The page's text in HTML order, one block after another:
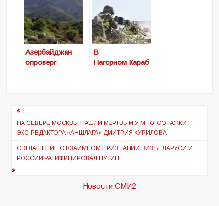
осудило
Посольство
России
для охраны
посольства
Азербайджан
опроверг
В
Нагорном Караб
Навигация
по
записям
НА СЕВЕРЕ МОСКВЫ НАШЛИ МЕРТВЫМ У МНОГОЭТАЖКИ
ЭКС-РЕДАКТОРА «АНШЛАГА» ДМИТРИЯ КУРИЛОВА
СОГЛАШЕНИЕ О ВЗАИМНОМ ПРИЗНАНИИ ВИЗ БЕЛАРУСИ И
РОССИИ РАТИФИЦИРОВАЛ ПУТИН
Новости СМИ2